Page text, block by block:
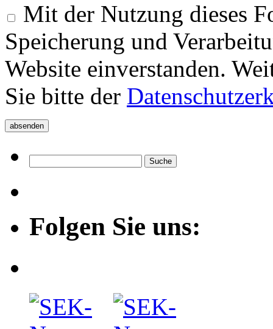
Mit der Nutzung dieses
Speicherung und
Website einverstanden.
Sie bitte der
Folgen Sie uns: